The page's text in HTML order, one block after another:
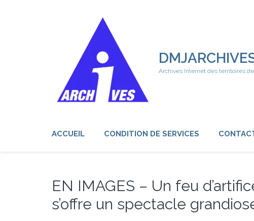
Archives Internet des territoires
ACCUEIL CONDITION DE SERVICES
EN IMAGES – Un feu
s’offre un spectacle